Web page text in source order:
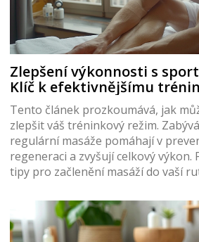
Zlepšení výkonnosti s
Klíč k efektivnějšímu
Tento článek prozkoumává, jak
zlepšit váš tréninkový režim.
regulární masáže pomáhají v
regeneraci a zvyšují celkový výkon.
tipy pro začlenění masáží do vaší
disciplíny. Článek také nabízí
správně kombinovat masáže s
technikami.